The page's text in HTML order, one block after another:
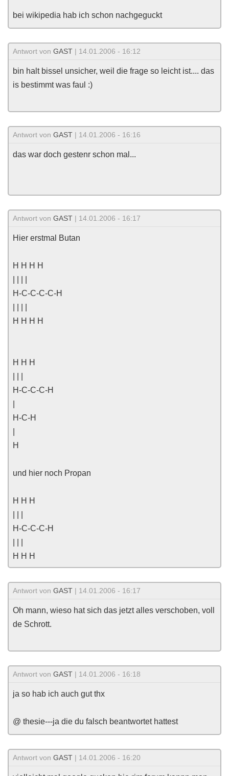
bei wikipedia hab ich schon nachgeguckt
Antwort von GAST | 14.01.2006 - 16:12
bin halt bissel unsicher, weil die frage so leicht ist.... das
is bestimmt was faul :)
Antwort von GAST | 14.01.2006 - 16:16
das war doch gestenr schon mal...
Antwort von GAST | 14.01.2006 - 16:17
Hier erstmal Butan
H H H H
H-C-C-C-C-H
H H H H
H H H
H-C-C-C-H
H-C-H
H
und hier noch Propan
H H H
H-C-C-C-H
H H H
Antwort von GAST | 14.01.2006 - 16:17
Oh mann, wieso hat sich das jetzt alles verschoben, voll
de Schrott.
Antwort von GAST | 14.01.2006 - 16:18
ja so hab ich auch gut thx
@ thesie---ja die du falsch beantwortet hattest
Antwort von GAST | 14.01.2006 - 16:20